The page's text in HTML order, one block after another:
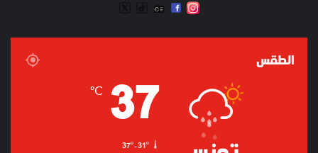
INSTAGRAM
FACEBOOK
RADIO
TIKTOK
الطقس
37
℃